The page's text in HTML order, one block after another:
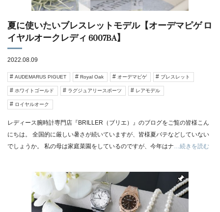
夏に使いたいブレスレットモデル【オーデマピゲ ロ
イヤルオークレディ 6007BA】
2022.08.09
AUDEMARUS PIGUET Royal Oak オーデマピゲ ブレスレット
ホワイトゴールド ラグジュアリースポーツ レアモデル
ロイヤルオーク
レディース腕時計専門店『BRILLER（ブリエ）』のブログをご覧の皆様こん
にちは。 全国的に厳しい暑さが続いていますが、皆様夏バテなどしていない
でしょうか。 私の母は家庭菜園をしているのですが、今年はナ…続きを読む